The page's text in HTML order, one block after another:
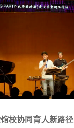
校协同育人新路径